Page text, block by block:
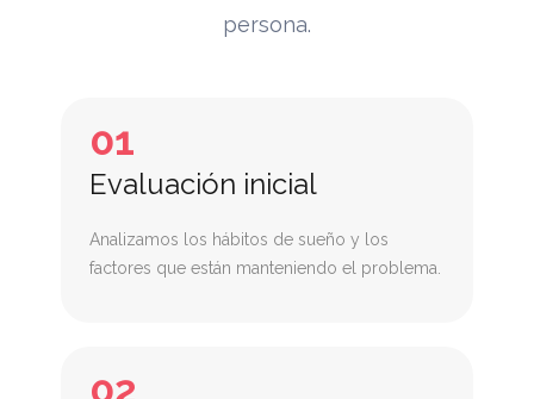
persona.
01
Evaluación inicial
Analizamos los hábitos de sueño y los
factores que están manteniendo el problema.
02